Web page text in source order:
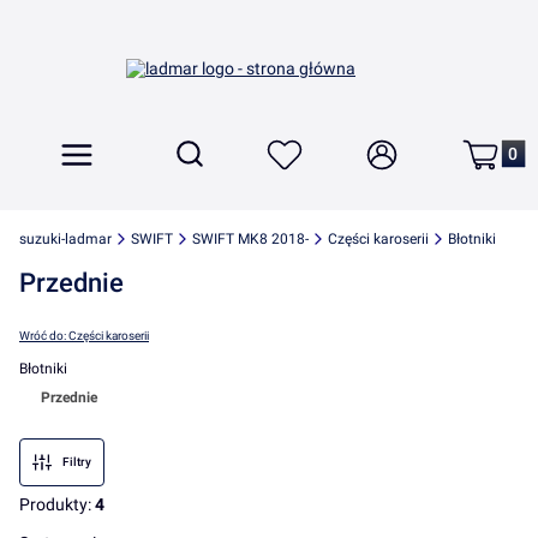
Menu Otwórz wyszukiwarkę
Szukaj Ulubione Zaloguj się Koszyk
suzuki-ladmar SWIFT SWIFT MK8 2018- Części karoserii Błotniki
Przednie
Wróć do: Części karoserii
Błotniki
Przednie
Filtry
Produkty:4